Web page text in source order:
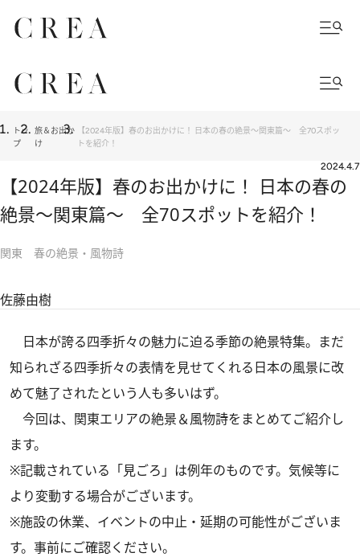
トッ
プ
旅＆お出か
け
【2024年版】春のお出かけに！ 日本の春の絶景～関東篇～ 全70スポッ
トを紹介！
2024.4.7
【2024年版】春のお出かけに！ 日本の春の
絶景～関東篇～ 全70スポットを紹介！
関東 春の絶景・風物詩
佐藤由樹
日本が誇る四季折々の魅力に迫る季節の絶景特集。まだ
知られざる四季折々の表情を見せてくれる日本の風景に改
めて魅了されたという人も多いはず。
今回は、関東エリアの絶景＆風物詩をまとめてご紹介し
ます。
※記載されている「見ごろ」は例年のものです。気候等に
より変動する場合がございます。
※施設の休業、イベントの中止・延期の可能性がございま
す。事前にご確認ください。